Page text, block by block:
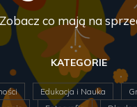
Zobacz co mają na
KATEGORIE
Edukacja i Nauka